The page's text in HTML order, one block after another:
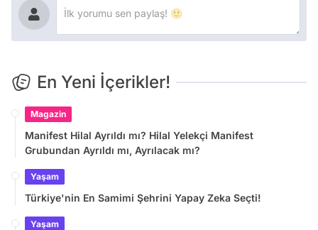
En Yeni İçerikler!
Magazin
Manifest Hilal Ayrıldı mı? Hilal Yelekçi Manifest
Grubundan Ayrıldı mı, Ayrılacak mı?
Yaşam
Türkiye'nin En Samimi Şehrini Yapay Zeka Seçti!
Yaşam